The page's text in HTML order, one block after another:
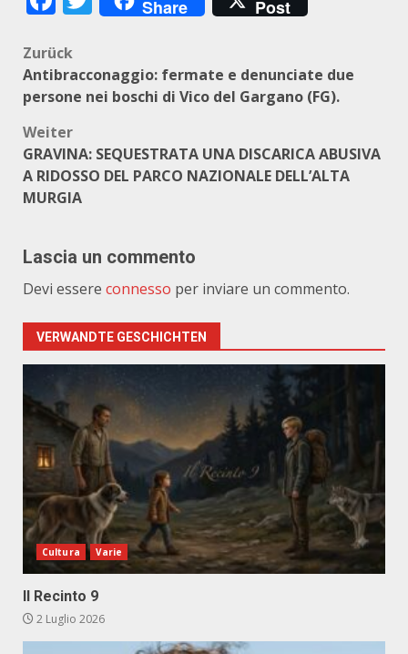
Share Post
Beitragsnavigation
Zurück
Antibracconaggio: fermate e denunciate due
persone nei boschi di Vico del Gargano (FG).
Weiter
GRAVINA: SEQUESTRATA UNA DISCARICA ABUSIVA
A RIDOSSO DEL PARCO NAZIONALE DELL’ALTA
MURGIA
Lascia un commento
Devi essere connesso per inviare un commento.
VERWANDTE GESCHICHTEN
Cultura Varie
Il Recinto 9
2 Luglio 2026